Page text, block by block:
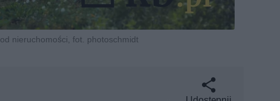
nieruchomości, fot. photoschmidt